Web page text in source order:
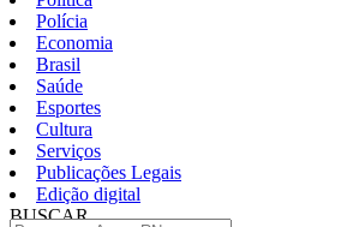
Polícia
Economia
Brasil
Saúde
Esportes
Cultura
Serviços
Publicações Legais
Edição digital
BUSCAR